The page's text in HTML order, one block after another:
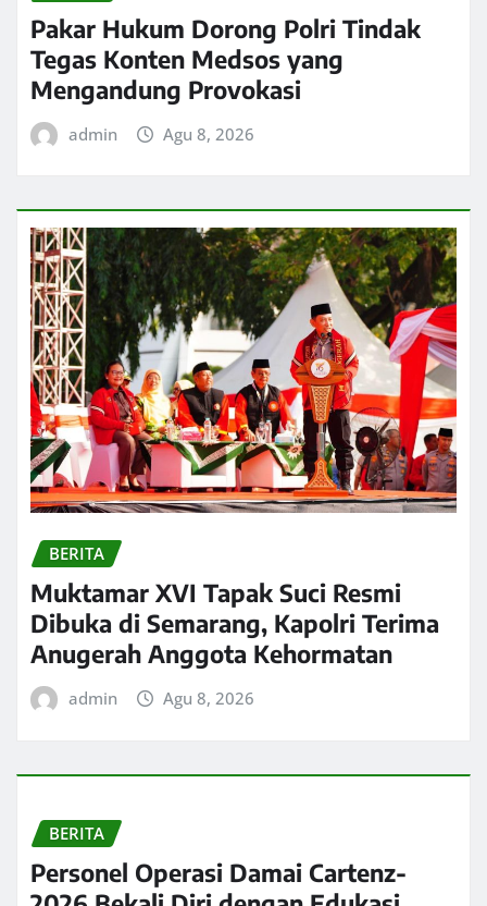
Pakar Hukum Dorong Polri Tindak
Tegas Konten Medsos yang
Mengandung Provokasi
admin Agu 8, 2026
BERITA
Muktamar XVI Tapak Suci Resmi
Dibuka di Semarang, Kapolri Terima
Anugerah Anggota Kehormatan
admin Agu 8, 2026
BERITA
Personel Operasi Damai Cartenz-